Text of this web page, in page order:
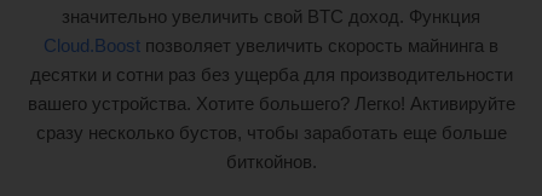
значительно увеличить свой BTC доход. Функция
Cloud.Boost позволяет увеличить скорость майнинга в
десятки и сотни раз без ущерба для производительности
вашего устройства. Хотите большего? Легко! Активируйте
сразу несколько бустов, чтобы заработать еще больше
биткойнов.